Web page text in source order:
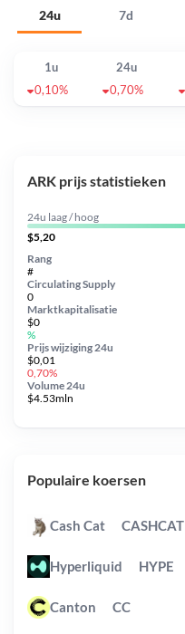
24u 7d
1u 24u
0,10%
0,70%
ARK prijs statistieken
24u laag / hoog
$5,20
Circulating Supply
0
Prijs wijziging 24u
$0,01
0,70%
Marktkapitalisatie
$0
%
Volume 24u
$4.53mln
Rang
#
Populaire koersen
Cash Cat CASHCAT
Hyperliquid HYPE
Canton CC